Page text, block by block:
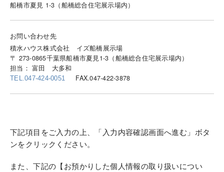
船橋市夏見 1-3（船橋総合住宅展示場内）
お問い合わせ先
積水ハウス株式会社 イズ船橋展示場
〒 273-0865千葉県船橋市夏見1-3（船橋総合住宅展示場内）
担当： 富田 大多和
TEL.047-424-0051 FAX.047-422-3878
下記項目をご入力の上、「入力内容確認画面へ進む」ボタ
ンをクリックください。
また、下記の【お預かりした個人情報の取り扱いについ